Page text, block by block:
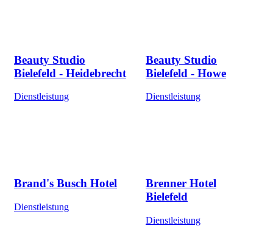
Beauty Studio
Bielefeld - Heidebrecht
Dienstleistung
Beauty Studio
Bielefeld - Howe
Dienstleistung
Brand's Busch Hotel
Dienstleistung
Brenner Hotel
Bielefeld
Dienstleistung